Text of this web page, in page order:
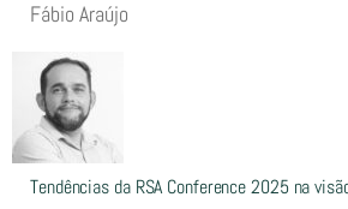
Fábio Araújo
Tendências da RSA Conference 2025 na